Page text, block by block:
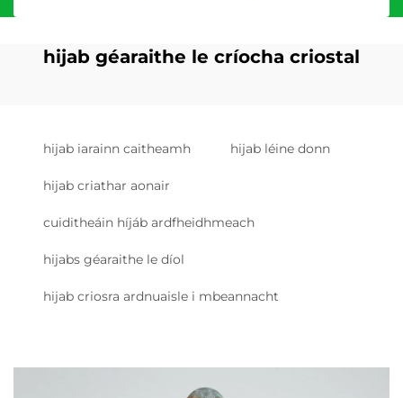
hijab géaraithe le críocha criostal
hijab iarainn caitheamh hijab léine donn
hijab criathar aonair
cuiditheáin híjáb ardfheidhmeach
hijabs géaraithe le díol
hijab criosra ardnuaisle i mbeannacht